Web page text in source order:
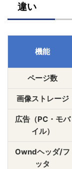
違い
機能
ページ数
画像ストレージ
広告（PC・モバ
イル）
Owndヘッダ/フ
ッタ